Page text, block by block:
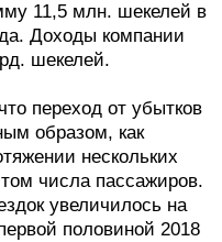
11,5 млн. шекелей в
Доходы компании
шекелей.
переход от убытков
образом, как
нескольких
числа пассажиров.
увеличилось на
половиной 2018